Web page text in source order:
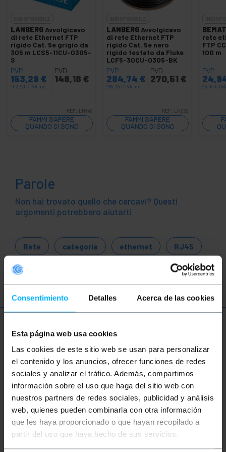
Consentimiento Detalles Acerca de las cookies
Esta página web usa cookies
Las cookies de este sitio web se usan para personalizar
el contenido y los anuncios, ofrecer funciones de redes
sociales y analizar el tráfico. Además, compartimos
información sobre el uso que haga del sitio web con
nuestros partners de redes sociales, publicidad y análisis
web, quienes pueden combinarla con otra información
que les haya proporcionado o que hayan recopilado a
partir del uso que haya hecho de sus servicios.
LANBERG Avvolgicavo
di rete Ethernet FTP
rigido Cat. 5e grigio da
305 m LCS5-11CU-0305-
S
PVP
153,29 €
153,29 € IVA inc.
PVD
148,18 €
REF: LN149
FAMMI SAPERE
QUANDO CI SONO
SCORTE
LANBERG Avvolgicavo
di rete Ethernet FTP
rigido Cat. 5e nero
rigido testato da Fluke
LCF5-30CU-0305-BK
PVP
284,74 €
284,74 € IVA inc.
PVD
270,51 €
REF: LN252
FAMMI SAPERE
QUANDO CI SONO
SCORTE
rete
FTP
100 m
PVP
24,94 €
Parole
Non hai trovato quello che cercavi? Questi
argomenti potrebbero aiutarti
Rete categoria ethernet RJ45
Ulteriori informazioni
Descrizione
Bobina di cavo di rete rigido categoria5e FTP di 305
m AWG24. dati fino a 1Gbps (1000Mbps) con una
larghezza di banda fino a 100 Mhz. Bobina di cavo
Ethernet a 4 coppie (8 fili intrecciati 2 in 2) e
conforme alle normative ANSI/TIA -568-